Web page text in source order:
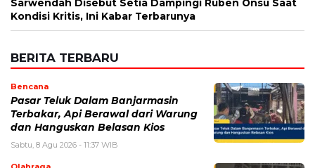
Simpan nama, email, dan situs web saya pada peramban ini
untuk komentar saya berikutnya.